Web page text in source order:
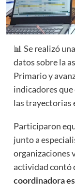
📊 Se realizó
datos sobre la
Primario y
indicadores
las trayectorias
Participaron
junto a
organizaciones
actividad contó
coordinadora